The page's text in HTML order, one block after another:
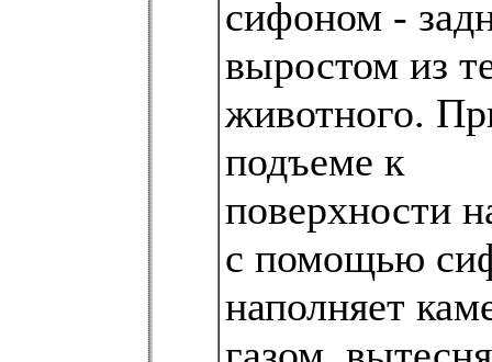
сифоном -
выростом из
животного.
подъеме к
поверхности
с помощью
наполняет